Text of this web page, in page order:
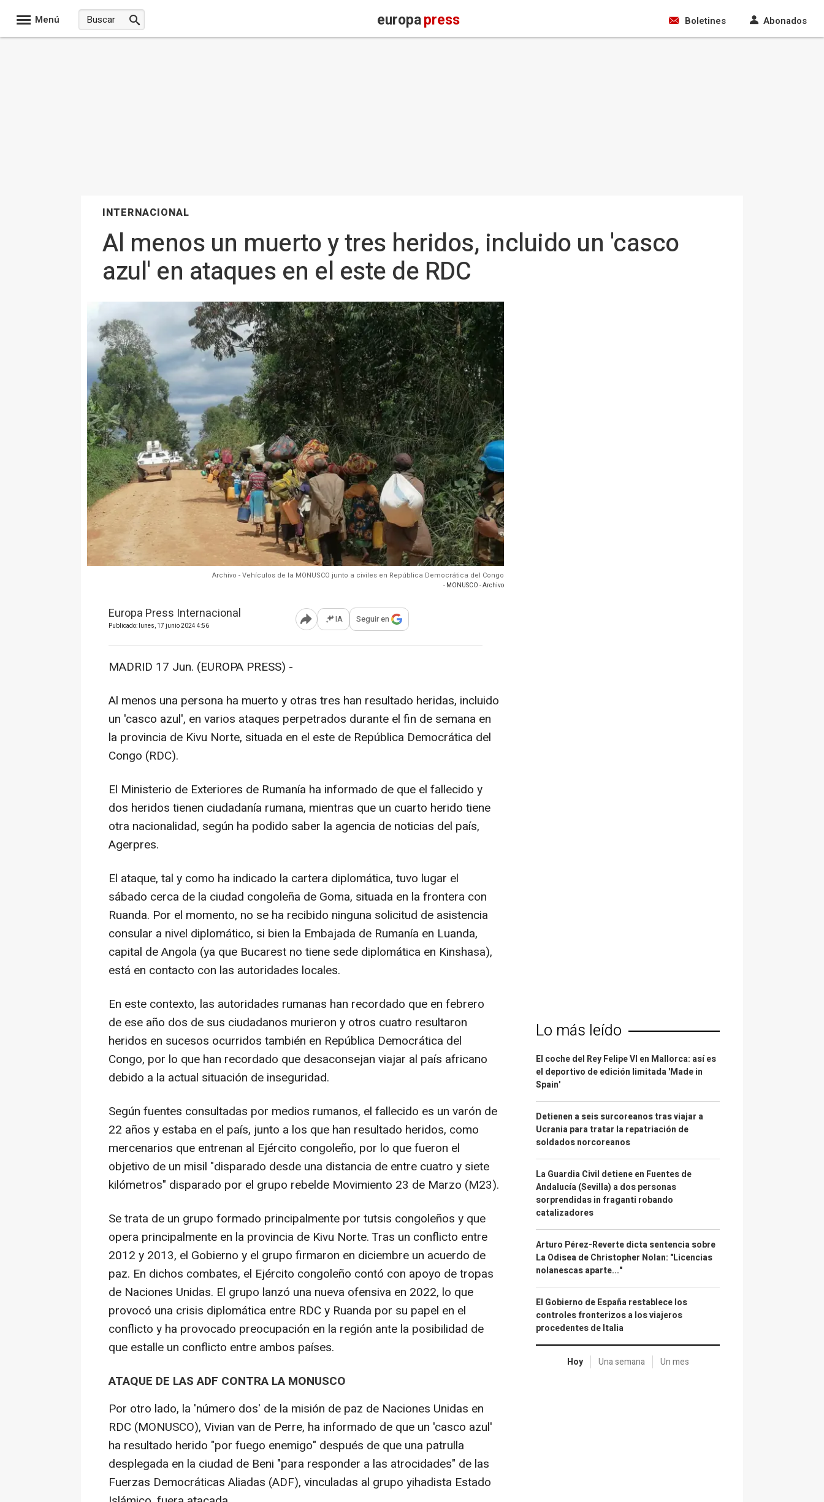
Menú europapress Boletines Abonados
INTERNACIONAL
Al menos un muerto y tres heridos, incluido un 'casco
azul' en ataques en el este de RDC
Archivo - Vehículos de la MONUSCO junto a civiles en República Democrática del Congo
- MONUSCO - Archivo
Europa Press Internacional
Publicado: lunes, 17 junio 2024 4:56 Abrir opciones para compartir
IA Seguir en
MADRID 17 Jun. (EUROPA PRESS) -
Al menos una persona ha muerto y otras tres han resultado heridas, incluido
un 'casco azul', en varios ataques perpetrados durante el fin de semana en
la provincia de Kivu Norte, situada en el este de República Democrática del
Congo (RDC).
El Ministerio de Exteriores de Rumanía ha informado de que el fallecido y
dos heridos tienen ciudadanía rumana, mientras que un cuarto herido tiene
otra nacionalidad, según ha podido saber la agencia de noticias del país,
Agerpres.
El ataque, tal y como ha indicado la cartera diplomática, tuvo lugar el
sábado cerca de la ciudad congoleña de Goma, situada en la frontera con
Ruanda. Por el momento, no se ha recibido ninguna solicitud de asistencia
consular a nivel diplomático, si bien la Embajada de Rumanía en Luanda,
capital de Angola (ya que Bucarest no tiene sede diplomática en Kinshasa),
está en contacto con las autoridades locales.
En este contexto, las autoridades rumanas han recordado que en febrero
de ese año dos de sus ciudadanos murieron y otros cuatro resultaron
heridos en sucesos ocurridos también en República Democrática del
Congo, por lo que han recordado que desaconsejan viajar al país africano
debido a la actual situación de inseguridad.
Según fuentes consultadas por medios rumanos, el fallecido es un varón de
22 años y estaba en el país, junto a los que han resultado heridos, como
mercenarios que entrenan al Ejército congoleño, por lo que fueron el
objetivo de un misil "disparado desde una distancia de entre cuatro y siete
kilómetros" disparado por el grupo rebelde Movimiento 23 de Marzo (M23).
Se trata de un grupo formado principalmente por tutsis congoleños y que
opera principalmente en la provincia de Kivu Norte. Tras un conflicto entre
2012 y 2013, el Gobierno y el grupo firmaron en diciembre un acuerdo de
paz. En dichos combates, el Ejército congoleño contó con apoyo de tropas
de Naciones Unidas. El grupo lanzó una nueva ofensiva en 2022, lo que
provocó una crisis diplomática entre RDC y Ruanda por su papel en el
conflicto y ha provocado preocupación en la región ante la posibilidad de
que estalle un conflicto entre ambos países.
ATAQUE DE LAS ADF CONTRA LA MONUSCO
Por otro lado, la 'número dos' de la misión de paz de Naciones Unidas en
RDC (MONUSCO), Vivian van de Perre, ha informado de que un 'casco azul'
ha resultado herido "por fuego enemigo" después de que una patrulla
desplegada en la ciudad de Beni "para responder a las atrocidades" de las
Fuerzas Democráticas Aliadas (ADF), vinculadas al grupo yihadista Estado
Lo más leído
El coche del Rey Felipe VI en Mallorca: así es
el deportivo de edición limitada 'Made in
Spain'
Detienen a seis surcoreanos tras viajar a
Ucrania para tratar la repatriación de
soldados norcoreanos
La Guardia Civil detiene en Fuentes de
Andalucía (Sevilla) a dos personas
sorprendidas in fraganti robando
catalizadores
Arturo Pérez-Reverte dicta sentencia sobre
La Odisea de Christopher Nolan: "Licencias
nolanescas aparte..."
El Gobierno de España restablece los
controles fronterizos a los viajeros
procedentes de Italia
Hoy Una semana Un mes